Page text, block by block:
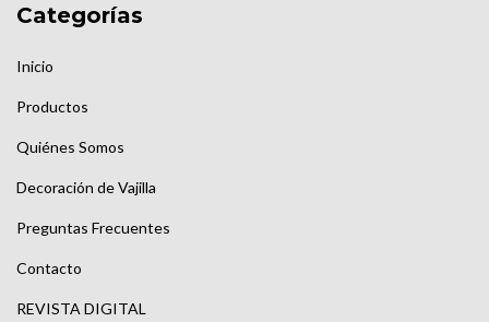
Categorías
Inicio
Productos
Quiénes Somos
Decoración de Vajilla
Preguntas Frecuentes
Contacto
REVISTA DIGITAL